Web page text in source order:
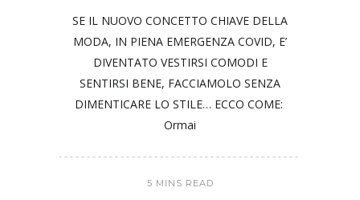
SE IL NUOVO CONCETTO CHIAVE DELLA
MODA, IN PIENA EMERGENZA COVID, E’
DIVENTATO VESTIRSI COMODI E
SENTIRSI BENE, FACCIAMOLO SENZA
DIMENTICARE LO STILE… ECCO COME:
Ormai
5 MINS READ